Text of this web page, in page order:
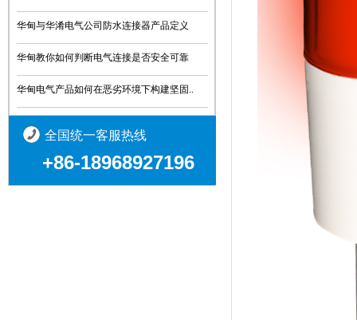
华甸与华淆电气公司防水连接器产品定义
华甸教你如何判断电气连接是否安全可靠
华甸电气产品如何在恶劣环境下构建坚固..
全国统一客服热线
+86-18968927196